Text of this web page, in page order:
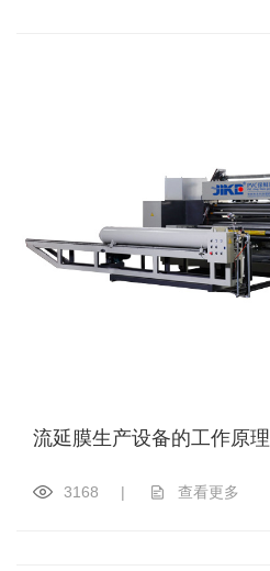
流延膜生产设备的工作原理
3168 | 查看更多